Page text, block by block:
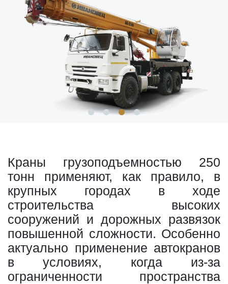
Краны грузоподъемностью 250
тонн применяют, как правило, в
крупных городах в ходе
строительства высоких
сооружений и дорожных развязок
повышенной сложности. Особенно
актуально применение автокранов
в условиях, когда из-за
ограниченности пространства